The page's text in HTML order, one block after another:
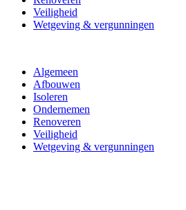
Veiligheid
Wetgeving & vergunningen
Algemeen
Afbouwen
Isoleren
Ondernemen
Renoveren
Veiligheid
Wetgeving & vergunningen